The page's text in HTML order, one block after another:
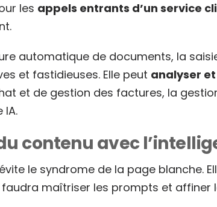
les appels entrants d’un service
automatique de documents, la
et fastidieuses. Elle peut analyser
et de gestion des factures, la
IA.
contenu avec
évite le syndrome de la page blanche.
faudra maîtriser les prompts et affiner